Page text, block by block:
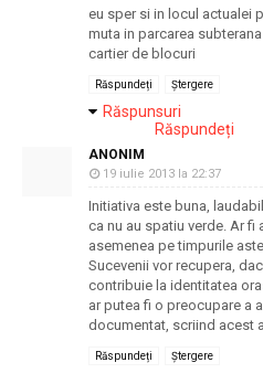
eu sper si in locul actualei
muta in parcarea
cartier de blocuri
Răspundeți Ștergere
Răspunsuri
Răspundeți
ANONIM
19 iulie 2013 la 22:37
Initiativa este buna,
ca nu au spatiu verde. Ar fi
asemenea pe timpurile
Sucevenii vor recupera,
contribuie la identitatea
ar putea fi o preocupare a
documentat, scriind acest
Răspundeți Ștergere